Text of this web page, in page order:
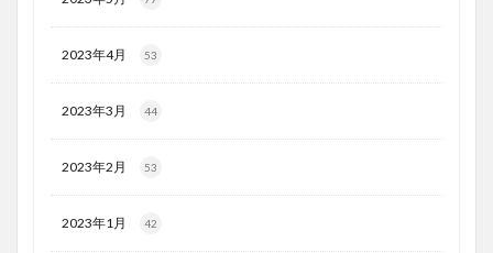
2023年4月 53
2023年3月 44
2023年2月 53
2023年1月 42